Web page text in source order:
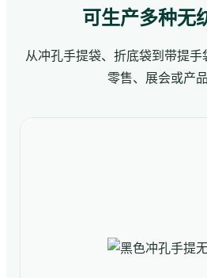
可生产多种无
从冲孔手提袋、折底袋到带提手
零售、展会或产品